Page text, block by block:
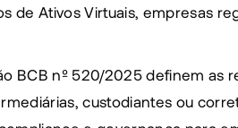
de Ativos Virtuais, empresas
BCB nº 520/2025 definem
custodiantes ou